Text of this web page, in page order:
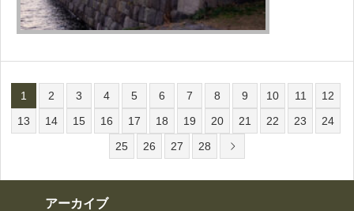
1 2 3 4 5 6 7 8 9 10 11
12
13
14 15 16 17 18 19 20 21 22 23
24
25
26 27 28
アーカイブ